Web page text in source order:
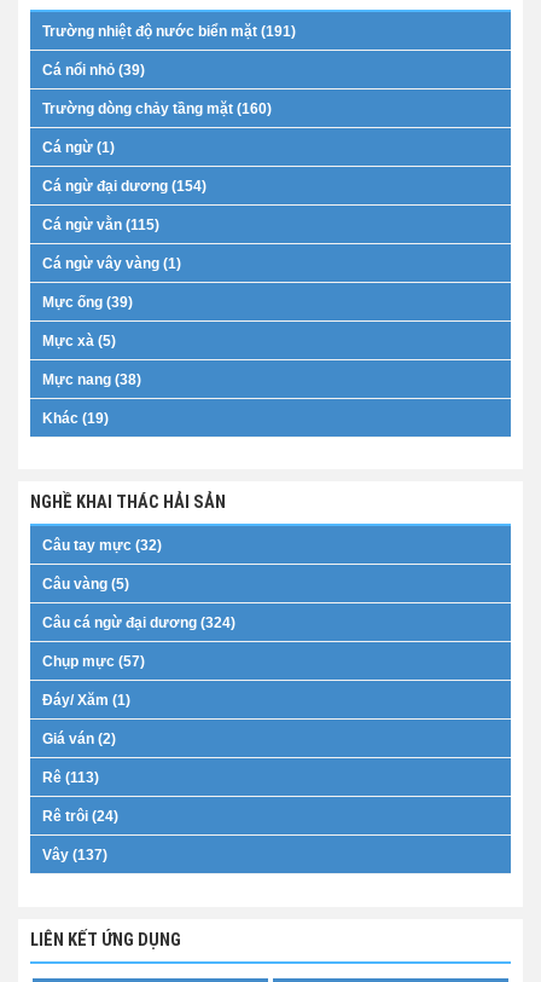
Trường nhiệt độ nước biển mặt (191)
Cá nổi nhỏ (39)
Trường dòng chảy tầng mặt (160)
Cá ngừ (1)
Cá ngừ đại dương (154)
Cá ngừ vằn (115)
Cá ngừ vây vàng (1)
Mực ống (39)
Mực xà (5)
Mực nang (38)
Khác (19)
NGHỀ KHAI THÁC HẢI SẢN
Câu tay mực (32)
Câu vàng (5)
Câu cá ngừ đại dương (324)
Chụp mực (57)
Đáy/ Xăm (1)
Giá ván (2)
Rê (113)
Rê trôi (24)
Vây (137)
LIÊN KẾT ỨNG DỤNG